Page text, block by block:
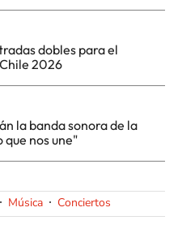
dobles para el
2026
la banda sonora de la
nos une"
Música Conciertos